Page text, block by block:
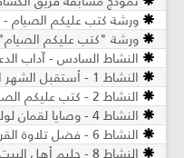
ورشة كتب عليكم الصيام -
ورشة "كتب عليكم
النشاط السادس - آداب
النشاط 1 - أستقبل الشهر الكريم - مرحلة الكشافة والمرشدات
النشاط 2 - كتب عليكم الصيام - مرحلة الكشّافة والمرشدات
النشاط 4 - وصايا لقمان لولده - مرحلة الكشّافة والمرشدات
النشاط 6 - فضل تلاوة القرآن الكريم - مرحلة الكشّافة والمرشدات
النشاط 8 - حليم